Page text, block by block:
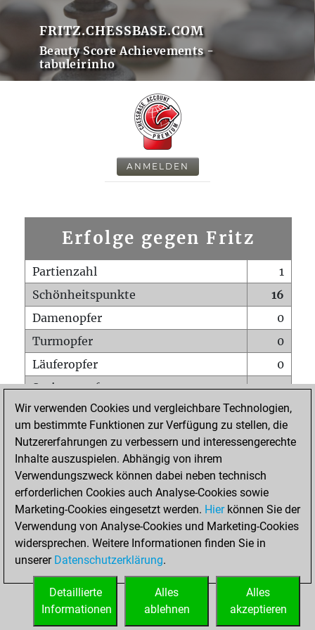
FRITZ.CHESSBASE.COM
Beauty Score Achievements -
tabuleirinho
ANMELDEN
Erfolge gegen Fritz
Partienzahl
1
Schönheitspunkte
16
Damenopfer
0
Turmopfer
0
Läuferopfer
0
Springeropfer
0
Bauernopfer
2
Matt auf vollem Brett
0
Bauer setzt Matt
Erstickte Matts
Unterverwandlungen
0
Türme auf der siebten
0
STARTSEITE
Wir verwenden Cookies und vergleichbare Technologien,
um bestimmte Funktionen zur Verfügung zu stellen, die
Nutzererfahrungen zu verbessern und interessengerechte
Inhalte auszuspielen. Abhängig von ihrem
Verwendungszweck können dabei neben technisch
erforderlichen Cookies auch Analyse-Cookies sowie
Marketing-Cookies eingesetzt werden. Hierkönnen Sie der
Verwendung von Analyse-Cookies und Marketing-Cookies
widersprechen. Weitere Informationen finden Sie in
unserer Datenschutzerklärung.
Alles
akzeptieren
Alles
ablehnen
Detaillierte
Informationen